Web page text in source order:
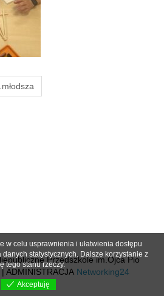
Przedszkole im.Ojca Pio
| ADMINISTRACJA Networking24
w celu usprawnienia i ułatwienia dostępu
statystycznych. Dalsze korzystanie z
tego stanu rzeczy.
Akceptuję